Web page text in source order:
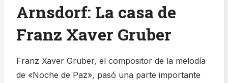
Arnsdorf: La casa de
Franz Xaver Gruber
Franz Xaver Gruber, el compositor de la melodía
de «Noche de Paz», pasó una parte importante